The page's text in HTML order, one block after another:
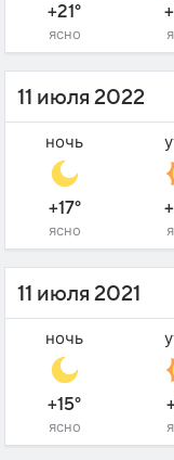
+21°
ясно
11 июля 2022
ночь
+17°
ясно
11 июля 2021
ночь
+15°
ясно